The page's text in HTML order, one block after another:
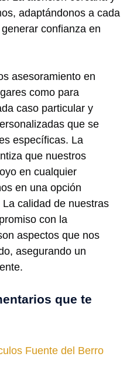
adaptándonos a cada
confianza en
asesoramiento en
como para
caso particular y
que se
específicas. La
que nuestros
en cualquier
en una opción
calidad de nuestras
con la
aspectos que nos
asegurando un
que te
Fuente del Berro